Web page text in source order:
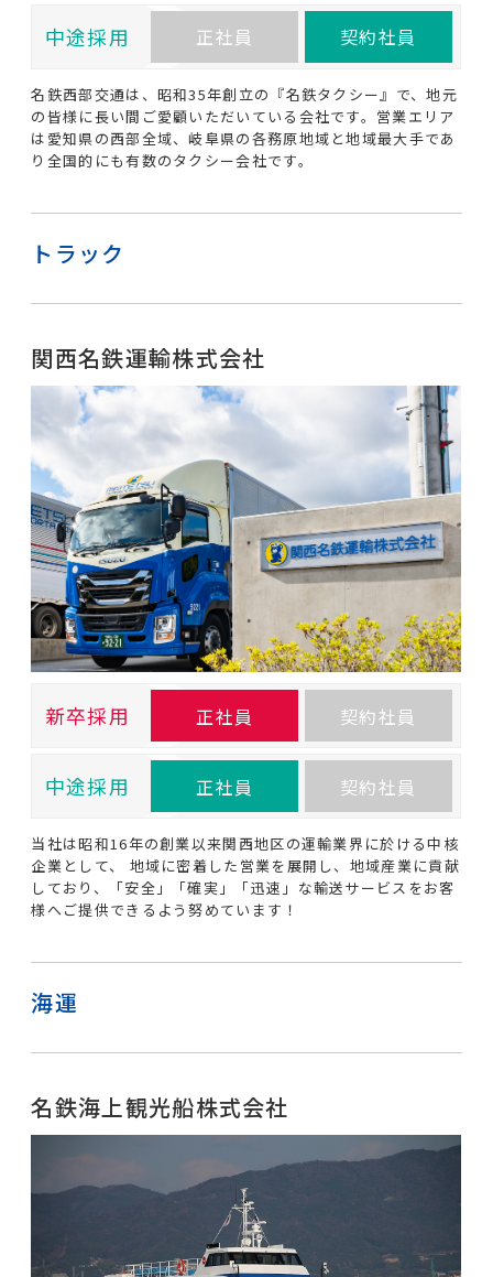
中途採用 正社員 契約社員
名鉄西部交通は、昭和35年創立の『名鉄タクシー』で、地元
の皆様に長い間ご愛顧いただいている会社です。営業エリア
は愛知県の西部全域、岐阜県の各務原地域と地域最大手であ
り全国的にも有数のタクシー会社です。
トラック
関西名鉄運輸株式会社
新卒採用 正社員 契約社員
中途採用 正社員 契約社員
当社は昭和16年の創業以来関西地区の運輸業界に於ける中核
企業として、 地域に密着した営業を展開し、地域産業に貢献
しており、「安全」「確実」「迅速」な輸送サービスをお客
様へご提供できるよう努めています！
海運
名鉄海上観光船株式会社